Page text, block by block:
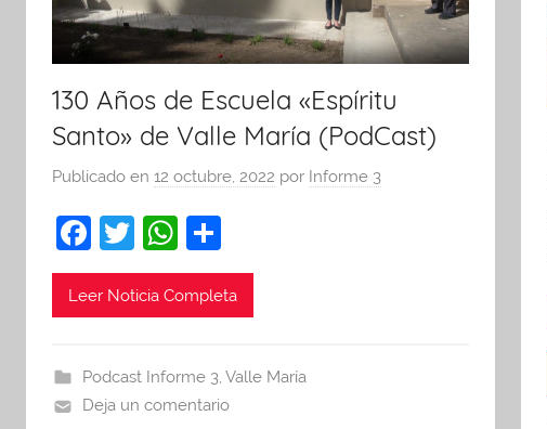
130 Años de Escuela «Espíritu
Santo» de Valle María (PodCast)
Publicado en 12 octubre, 2022 por Informe 3
F
a
c
b
o
T
w
itt
W
h
at
A
p
o
m
ar
tir
Leer Noticia Completa
Podcast Informe 3, Valle María
Deja un comentario